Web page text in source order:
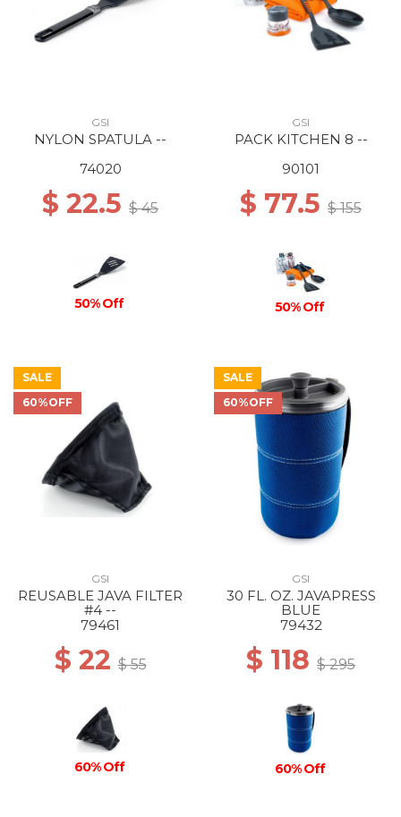
GSI
NYLON SPATULA --
74020
$ 22.5 $ 45
50% Off
GSI
PACK KITCHEN 8 --
90101
$ 77.5 $ 155
50% Off
SALE
60%OFF
GSI
REUSABLE JAVA FILTER
#4 --
79461
$ 22$ 55
60% Off
SALE
60%OFF
GSI
30 FL. OZ. JAVAPRESS
BLUE
79432
$ 118 $ 295
60% Off